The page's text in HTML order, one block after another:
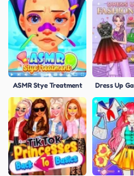
ASMR Stye Treatment